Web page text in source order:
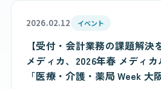
2026.02.12 イベント
【受付・会計業務の課題解
メディカ、2026年春 メディ
「医療・介護・薬局 Week 大